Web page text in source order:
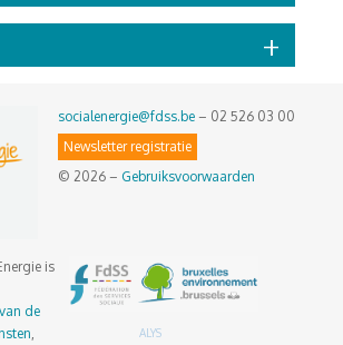
socialenergie@fdss.be – 02 526 03 00
Newsletter registratie
© 2026 – Gebruiksvoorwaarden
is
de
ALYS